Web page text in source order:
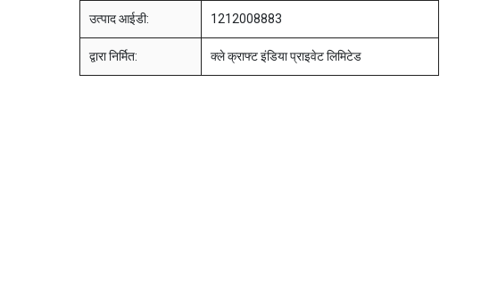
उत्पाद आईडी: 1212008883
द्वारा निर्मित: क्ले क्राफ्ट इंडिया प्राइवेट लिमिटेड